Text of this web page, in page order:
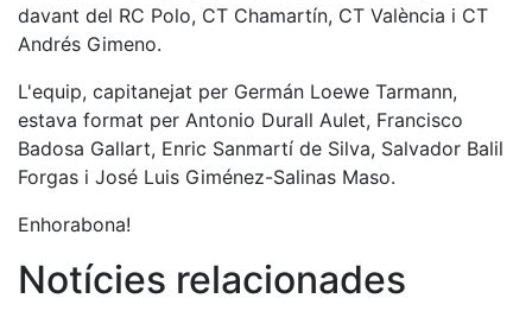
Junta
directiva
i comités
Estructura
executiva
Instal·lacions
davant del RC Polo, CT Chamartín, CT València i CT
Andrés Gimeno.
L'equip, capitanejat per Germán Loewe Tarmann,
estava format per Antonio Durall Aulet, Francisco
Badosa Gallart, Enric Sanmartí de Silva, Salvador Balil
Forgas i José Luis Giménez-Salinas Maso.
Enhorabona!
Notícies relacionades